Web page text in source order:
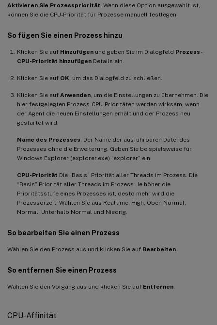
Aktivieren Sie Prozesspriorität . Wenn diese Option ausgewählt ist,
können Sie die CPU-Priorität für Prozesse manuell festlegen.
So fügen Sie einen Prozess hinzu
Klicken Sie auf Hinzufügen und geben Sie im Dialogfeld Prozess-
CPU-Priorität hinzufügen Details ein.
Klicken Sie auf OK , um das Dialogfeld zu schließen.
Klicken Sie auf Anwenden , um die Einstellungen zu übernehmen. Die
hier festgelegten Prozess-CPU-Prioritäten werden wirksam, wenn
der Agent die neuen Einstellungen erhält und der Prozess neu
gestartet wird.
Name des Prozesses . Der Name der ausführbaren Datei des
Prozesses ohne die Erweiterung. Geben Sie beispielsweise für
Windows Explorer (explorer.exe) “explorer” ein.
CPU-Priorität Die “Basis” Priorität aller Threads im Prozess. Die
“Basis” Priorität aller Threads im Prozess. Je höher die
Prioritätsstufe eines Prozesses ist, desto mehr wird die
Prozessorzeit. Wählen Sie aus Realtime, High, Oben Normal,
Normal, Unterhalb Normal und Niedrig.
So bearbeiten Sie einen Prozess
Wählen Sie den Prozess aus und klicken Sie auf Bearbeiten
So entfernen Sie einen Prozess
Wählen Sie den Vorgang aus und klicken Sie auf Entfernen
CPU-Affinität